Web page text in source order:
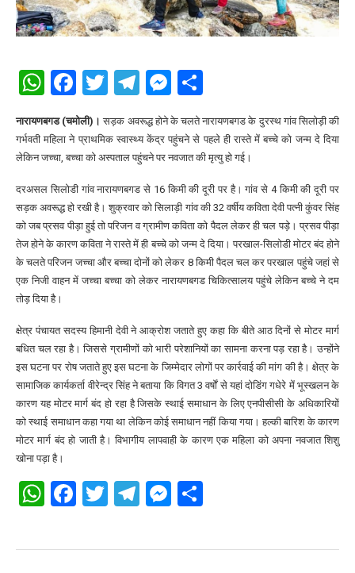
WhatsApp
Facebook
Twitter
Telegram
Messenger
नारायणबगड (चमोली)। सड़क अवरूद्ध होने के चलते नारायणबगड के दुरस्थ गांव सिलोड़ी की
गर्भवती महिला ने प्राथमिक स्वास्थ्य केंद्र पहुंचने से पहले ही रास्ते में बच्चे को जन्म दे दिया
लेकिन जच्चा, बच्चा को अस्पताल पहुंचने पर नवजात की मृत्यु हो गई।
दरअसल सिलोडी गांव नारायणबगड से 16 किमी की दूरी पर है। गांव से 4 किमी की दूरी पर
सड़क अवरूद्ध हो रखी है। शुक्रवार को सिलाड़ी गांव की 32 वर्षीय कविता देवी पत्नी कुंवर सिंह
को जब प्रसव पीड़ा हुई तो परिजन व ग्रामीण कविता को पैदल लेकर ही चल पड़े। प्रसव पीड़ा
तेज होने के कारण कविता ने रास्ते में ही बच्चे को जन्म दे दिया। परखाल-सिलोडी मोटर बंद होने
के चलते परिजन जच्चा और बच्चा दोनों को लेकर 8 किमी पैदल चल कर परखाल पहुंचे जहां से
एक निजी वाहन में जच्चा बच्चा को लेकर नारायणबगड चिकित्सालय पहुंचे लेकिन बच्चे ने दम
तोड़ दिया है।
क्षेत्र पंचायत सदस्य हिमानी देवी ने आक्रोश जताते हुए कहा कि बीते आठ दिनों से मोटर मार्ग
बधित चल रहा है। जिससे ग्रामीणों को भारी परेशानियों का सामना करना पड़ रहा है। उन्होंने
इस घटना पर रोष जताते हुए इस घटना के जिम्मेदार लोगों पर कार्रवाई की मांग की है। क्षेत्र के
सामाजिक कार्यकर्ता वीरेन्द्र सिंह ने बताया कि विगत 3 वर्षों से यहां दोडिंग गधेरे में भूस्खलन के
कारण यह मोटर मार्ग बंद हो रहा है जिसके स्थाई समाधान के लिए एनपीसीसी के अधिकारियों
को स्थाई समाधान कहा गया था लेकिन कोई समाधान नहीं किया गया। हल्की बारिश के कारण
मोटर मार्ग बंद हो जाती है। विभागीय लापवाही के कारण एक महिला को अपना नवजात शिशु
खोना पड़ा है।
WhatsApp
Facebook
Twitter
Telegram
Messenger